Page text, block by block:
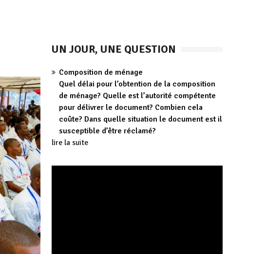
UN JOUR, UNE QUESTION
Composition de ménage
Quel délai pour l’obtention de la composition
de ménage? Quelle est l’autorité compétente
pour délivrer le document? Combien cela
coûte? Dans quelle situation le document est il
susceptible d’être réclamé?
lire la suite